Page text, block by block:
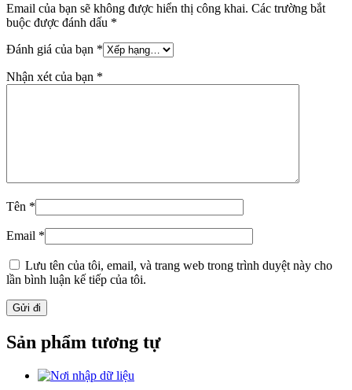
Email của bạn sẽ không được hiển thị công khai. Các trường bắt
buộc được đánh dấu *
Đánh giá của bạn *
Nhận xét của bạn *
Tên *
Email *
Lưu tên của tôi, email, và trang web trong trình duyệt này cho
lần bình luận kế tiếp của tôi.
Sản phẩm tương tự